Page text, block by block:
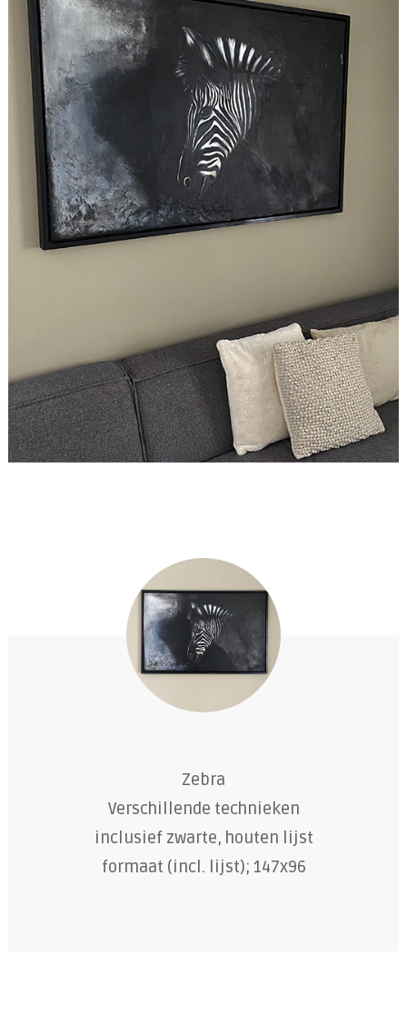
Zebra
Verschillende technieken
inclusief zwarte, houten lijst
formaat (incl. lijst); 147x96